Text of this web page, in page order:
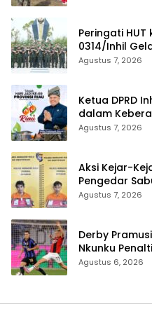
Peringati HUT
0314/Inhil
Agustus 7, 2026
Ketua DPRD
dalam
Pembangunan
Agustus 7, 2026
Aksi Kejar-
Pengedar
Agustus 7, 2026
Derby
Nkunku
Agustus 6, 2026